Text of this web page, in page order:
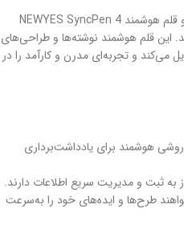
طراحی ساده و کاربرپسند دفتر دیجیتال و قلم هوشمند NEWYES SyncPen 4
این قلم هوشمند نوشته‌ها و طراحی‌های
می‌کند و تجربه‌ای مدرن و کارآمد را در
هوشمند برای یادداشت‌برداری
به ثبت و مدیریت سریع اطلاعات دارند.
طرح‌ها و ایده‌های خود را به‌سرعت